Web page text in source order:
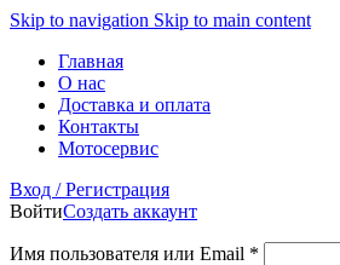
Skip to navigation Skip to main content
Главная
О нас
Доставка и оплата
Контакты
Мотосервис
Вход / Регистрация
ВойтиСоздать аккаунт
Имя пользователя или Email *